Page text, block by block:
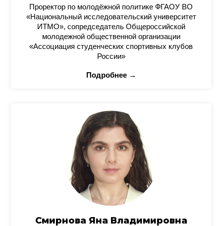
Проректор по молодёжной политике ФГАОУ ВО
«Национальный исследовательский университет
ИТМО», сопредседатель Общероссийской
молодежной общественной организации
«Ассоциация студенческих спортивных клубов
России»
Подробнее →
Смирнова Яна Владимировна